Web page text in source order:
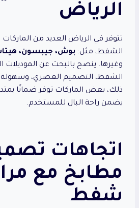
الرياض
تتوفر في الرياض العديد من الماركات
الشفط، مثل: بوش، جيبسون،
وغيرها. ينصح بالبحث عن الموديلات
الشفط، التصميم العصري، وسهولة
ذلك، بعض الماركات توفر ضمانًا
يضمن راحة البال للمستخدم.
اتجاهات
مطابخ مع
شفط